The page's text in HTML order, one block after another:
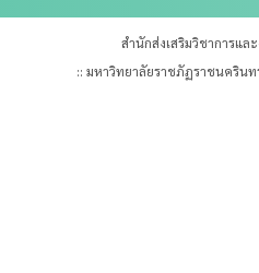
สำนักส่งเสริมวิชาการแ
:: มหาวิทยาลัยราชภัฏราชนคริน